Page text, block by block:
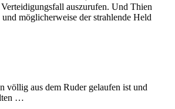
auszurufen. Und Thien
möglicherweise der strahlende Held
völlig aus dem Ruder gelaufen ist und
…